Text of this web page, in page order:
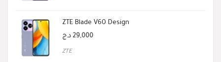
ZTE Blade V60 Design
29,000 د.ج
ZTE